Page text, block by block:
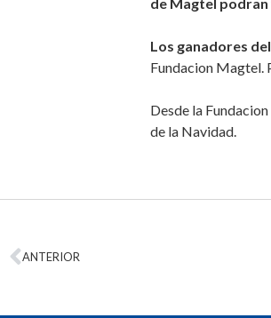
Los ganadores
Fundacion Magtel.
Desde la
de la Navidad.
ANTERIOR